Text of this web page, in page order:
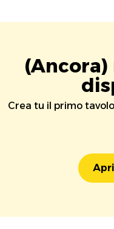
Crea tu il primo